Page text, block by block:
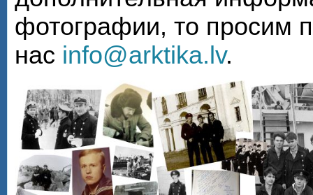
фотографии, то просим
нас info@arktika.lv.